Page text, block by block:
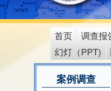
main
menu
首页 调查报
幻灯（PPT)
案例调查